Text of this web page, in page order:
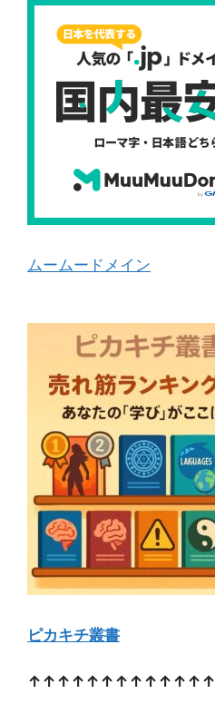
ムームードメイン
ピカキチ叢書
↑↑↑↑↑↑↑↑↑↑↑↑↑